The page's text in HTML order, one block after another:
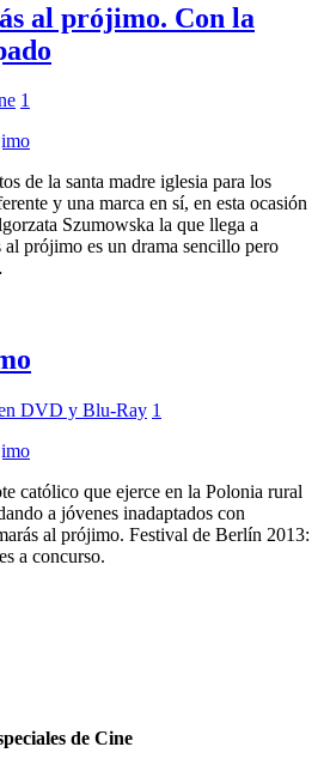
al prójimo. Con la
1
de la santa madre iglesia para los
y una marca en sí, en esta ocasión
Szumowska la que llega a
al prójimo es un drama sencillo pero
DVD y Blu-Ray 1
católico que ejerce en la Polonia rural
a jóvenes inadaptados con
al prójimo. Festival de Berlín 2013:
a concurso.
de Cine